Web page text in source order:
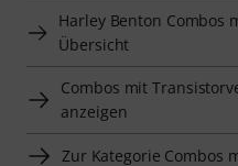
Harley Benton Combos
Übersicht
Combos mit
anzeigen
Zur Kategorie Combos